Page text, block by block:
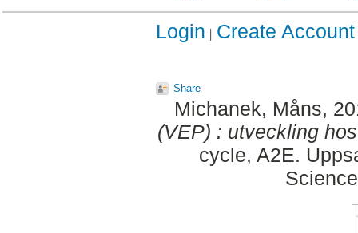
Login Create Account
Share
Michanek, Måns,
(VEP) : utveckling
cycle, A2E.